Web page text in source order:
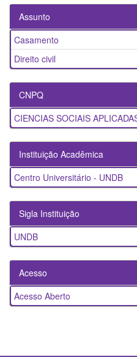
Assunto
Casamento
Direito civil
CNPQ
CIENCIAS SOCIAIS
Instituição Acadêmica
Centro Universitário - UNDB
Sigla Instituição
UNDB
Acesso
Acesso Aberto